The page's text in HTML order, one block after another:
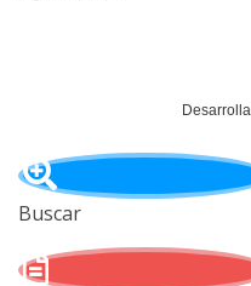
Buscar